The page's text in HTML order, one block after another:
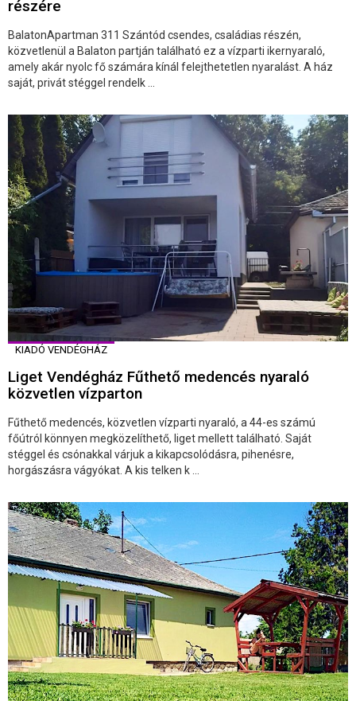
részére
BalatonApartman 311 Szántód csendes, családias részén,
közvetlenül a Balaton partján található ez a vízparti ikernyaraló,
amely akár nyolc fő számára kínál felejthetetlen nyaralást. A ház
saját, privát stéggel rendelk ...
KIADÓ VENDÉGHÁZ
Liget Vendégház Fűthető medencés nyaraló
közvetlen vízparton
Fűthető medencés, közvetlen vízparti nyaraló, a 44-es számú
főútról könnyen megközelíthető, liget mellett található. Saját
stéggel és csónakkal várjuk a kikapcsolódásra, pihenésre,
horgászásra vágyókat. A kis telken k ...